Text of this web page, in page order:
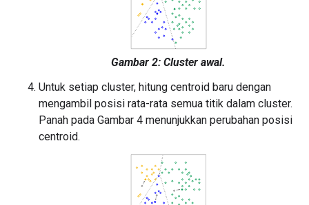
Gambar 2: Cluster awal.
Untuk setiap cluster, hitung centroid baru dengan
mengambil posisi rata-rata semua titik dalam cluster.
Panah pada Gambar 4 menunjukkan perubahan posisi
centroid.